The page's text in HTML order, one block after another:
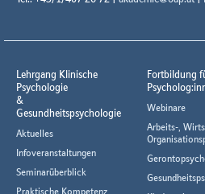
Lehrgang Klinische
Psychologie
&
Gesundheitspsychologie
Aktuelles
Infoveranstaltungen
Seminarüberblick
Praktische Kompetenz
Fortbildung
Webinare
Arbeits-,